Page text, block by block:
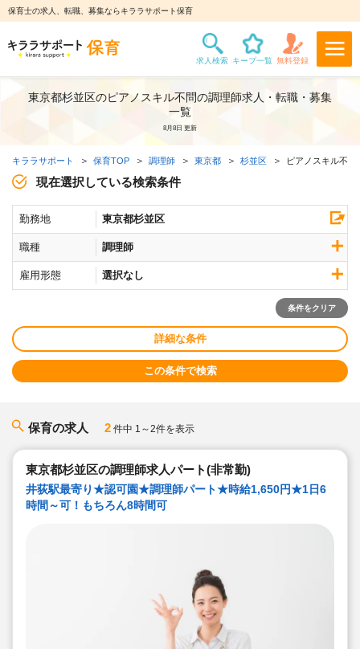
保育士の求人、転職、募集ならキララサポート保育
東京都杉並区のピアノスキル不問の調理師求人・転職・募集
一覧
8月8日 更新
キララサポート 保育TOP 調理師 東京都 杉並区 ピアノスキル不問
現在選択している検索条件
勤務地 東京都杉並区
職種 調理師
雇用形態 選択なし
条件をクリア
詳細な条件
この条件で検索
保育の求人 2 件中 1～2件を表示
東京都杉並区の調理師求人パート(非常勤)
井荻駅最寄り★認可園★調理師パート★時給1,650円★1日6
時間～可！もちろん8時間可